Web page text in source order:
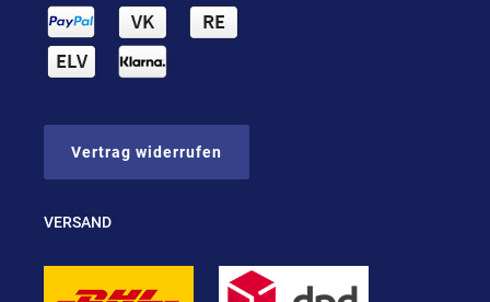
Vertrag widerrufen
VERSAND